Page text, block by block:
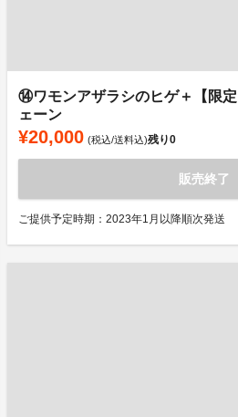
⑭ワモンアザラシのヒゲ＋【限
ェーン
¥20,000 (税込/送料込)残り0
販売終了
ご提供予定時期：2023年1月以降順次発送